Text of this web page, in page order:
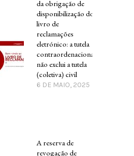
da obrigação de
disponibilização do
livro de
reclamações
eletrónico: a tutela
contraordenacional
não exclui a tutela
(coletiva) civil
6 DE MAIO, 2025
A reserva de
revogação de